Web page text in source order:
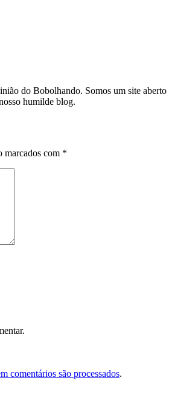
do Bobolhando. Somos um site
humilde blog.
marcados com *
comentários são processados.